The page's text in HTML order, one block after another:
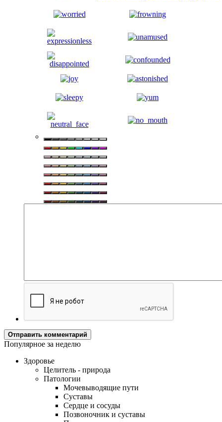
Отправить комментарий
Популярное за неделю
Здоровье
Целитель - природа
Патологии
Мочевыводящие пути
Суставы
Сердце и сосуды
Позвоночник и суставы